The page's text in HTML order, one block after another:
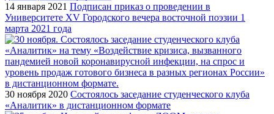
14 января 2021 Подписан приказ о проведении в
Университете XV Городского вечера восточной поэзии 1
марта 2021 года
30 ноября 2020 Cостоялось заседание студенческого клуба
«Аналитик» в дистанционном формате